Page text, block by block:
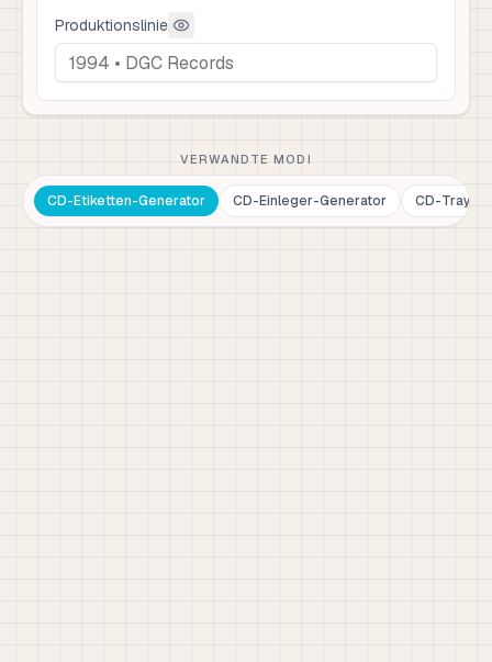
Produktionslinie
VERWANDTE MODI
CD-Etiketten-Generator CD-Einleger-Generator CD-